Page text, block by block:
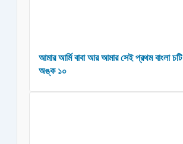
আমার আর্মি বাবা আর আমার সেই প্রথম বাংলা চটি
অঙ্ক ১০